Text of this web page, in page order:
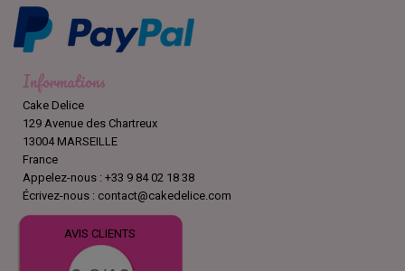
Informations
Cake Delice
129 Avenue des Chartreux
13004 MARSEILLE
France
Appelez-nous : +33 9 84 02 18 38
Écrivez-nous : contact@cakedelice.com
AVIS CLIENTS